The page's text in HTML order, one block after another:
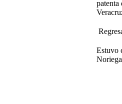
patenta
Estuvo